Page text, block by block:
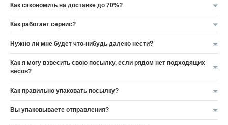
Как сэкономить на доставке до 70%?
Как работает сервис?
Нужно ли мне будет что-нибудь далеко нести?
Как я могу взвесить свою посылку, если рядом нет подходящих
весов?
Как правильно упаковать посылку?
Вы упаковываете отправления?